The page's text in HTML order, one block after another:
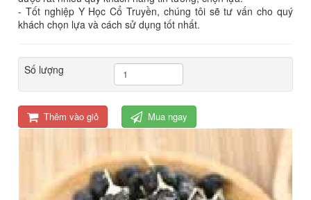
- Tốt nghiệp Y Học Cổ Truyền, chúng tôi sẽ tư vấn cho quý
khách chọn lựa và cách sử dụng tốt nhất.
Số lượng
Thêm vào giỏ Mua ngay